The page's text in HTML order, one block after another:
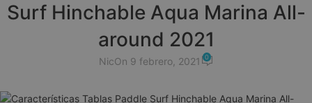
Surf Hinchable Aqua Marina All-
around 2021
NicOn 9 febrero, 2021 0